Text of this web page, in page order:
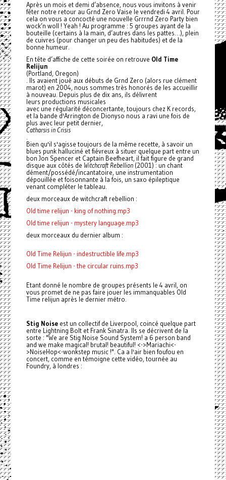
Après un mois et demi d’absence, nous vous invitons à venir
fêter notre retour au Grnd Zero Vaise le vendredi 4 avril. Pour
cela on vous a concocté une nouvelle Grrrnd Zero Party bien
wock’n woll ! Yeah ! Au programme : 5 groupes ayant de la
bouteille (certains à la main, d’autres dans les pattes…), plein
de cuivres (pour changer un peu des habitudes) et de la
bonne humeur.
En tête d’affiche de cette soirée on retrouve Old Time
Relijun
(Portland, Oregon)
. Ils avaient joué aux débuts de Grnd Zero (alors rue clément
marot) en 2004, nous sommes très honorés de les accueillir
à nouveau. Depuis plus de dix ans, ils délivrent
leurs productions musicales
avec une régularité déconcertante, toujours chez K records,
et la bande d'Arrington de Dionyso nous a ravi une fois de
plus avec leur petit dernier,
Catharsis in Crisis
Bien qu'il s'agisse toujours de la même recette, à savoir un
blues punk halluciné et fiévreux à situer quelque part entre un
bon Jon Spencer et Captain Beefheart, il fait figure de grand
disque aux côtés de Witchcraft Rebellion(2001) : un chant
dément/possédé/incantatoire, une instrumentation
dépouillée et foisonnante à la fois, un saxo épileptique
venant compléter le tableau.
deux morceaux de witchcraft rebellion :
Old time relijun - king of nothing.mp3
Old time relijun - mystery language.mp3
deux morceaux du dernier album :
Old Time Relijun - indestructible life.mp3
Old Time Relijun - the circular ruins.mp3
Etant donné le nombre de groupes présents le 4 avril, on
vous promet de ne pas faire jouer les immanquables Old
Time relijun après le dernier métro.
Stig Noiseest un collectif de Liverpool, coincé quelque part
entre Lightning Bolt et Frank Sinatra. Ils se décrivent de la
sorte : "We are Stig Noise Sound System! a 6 person band
and we make magical! brutal! beautiful! <->Mariachi<-
>NoiseHop<-wonkstep music !". Ca a l'air bien foufou en
concert, comme en témoigne cette vidéo, tournée au
Foundry, à londres :